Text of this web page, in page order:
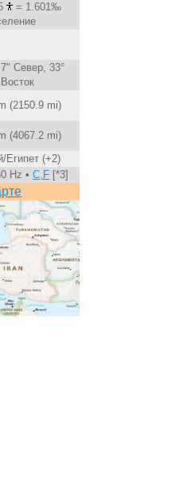
= 1.601‰
Север, 33°
(2150.9 mi)
(4067.2 mi)
Египет (+2)
Hz • C,F[*3]